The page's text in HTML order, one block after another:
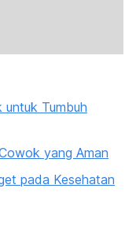
Tumbuh
yang Aman
pada Kesehatan